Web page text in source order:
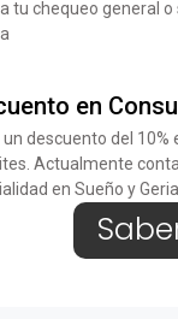
tu chequeo general
en
descuento del 10%
Actualmente
en Sueño y